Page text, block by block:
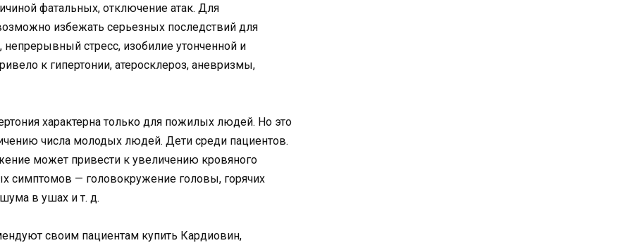
фатальных, отключение атак. Для
избежать серьезных последствий для
стресс, изобилие утонченной и
к гипертонии, атеросклероз, аневризмы,
характерна только для пожилых людей. Но это
числа молодых людей. Дети среди пациентов.
может привести к увеличению кровяного
симптомов — головокружение головы, горячих
в ушах и т. д.
своим пациентам купить Кардиовин,